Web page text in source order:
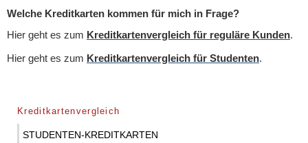
Welche Kreditkarten kommen für mich in Frage?
Hier geht es zum Kreditkartenvergleich für reguläre Kunden.
Hier geht es zum Kreditkartenvergleich für Studenten.
Kreditkartenvergleich
STUDENTEN-KREDITKARTEN